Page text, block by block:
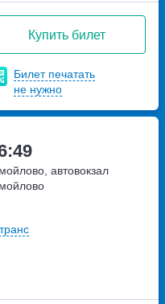
Купить билет
Билет печатать
не нужно
автовокзал